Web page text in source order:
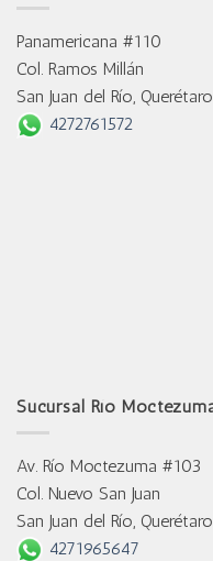
Panamericana #110
Col. Ramos Millán
San Juan del Río, Querétaro
4272761572
Sucursal Río
Av. Río Moctezuma #103
Col. Nuevo San Juan
San Juan del Río, Querétaro
4271965647